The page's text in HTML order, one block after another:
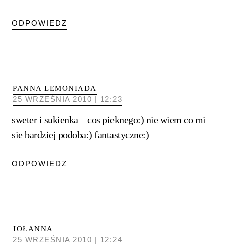
ODPOWIEDZ
PANNA LEMONIADA
25 WRZEŚNIA 2010 | 12:23
sweter i sukienka – cos pieknego:) nie wiem co mi
sie bardziej podoba:) fantastyczne:)
ODPOWIEDZ
JOŁANNA
25 WRZEŚNIA 2010 | 12:24